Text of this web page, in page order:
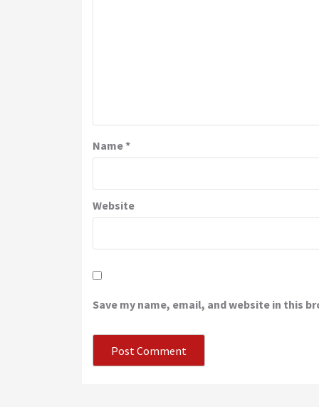
Name*
Website
Save my name, email, and website in this